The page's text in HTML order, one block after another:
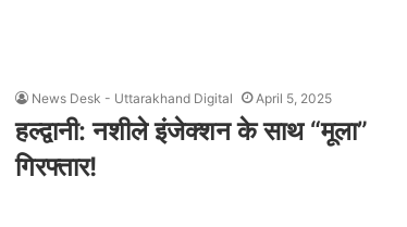
News Desk - Uttarakhand Digital April 5, 2025
हल्द्वानी: नशीले इंजेक्शन के साथ “मूला”
गिरफ्तार!